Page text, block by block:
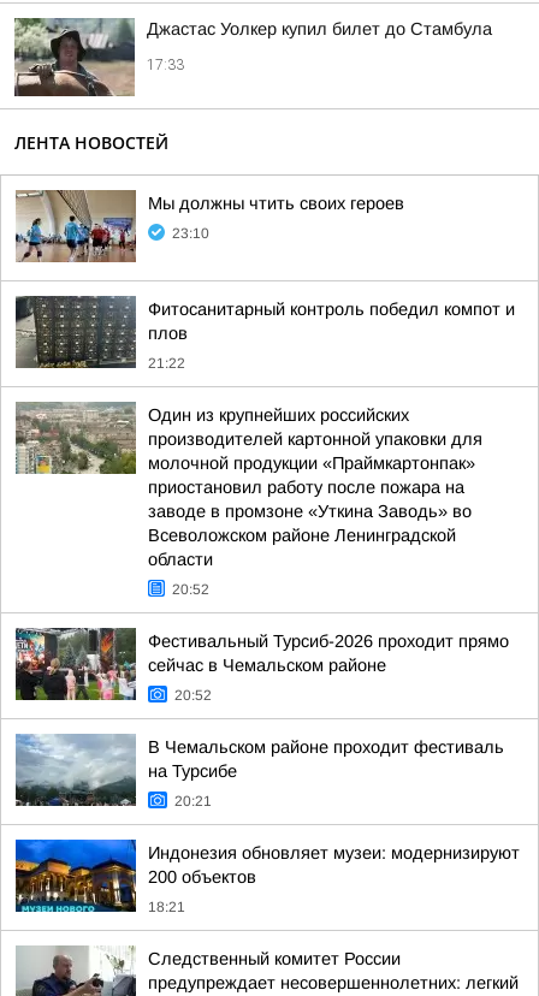
Джастас Уолкер купил билет до Стамбула
17:33
ЛЕНТА НОВОСТЕЙ
Мы должны чтить своих героев
23:10
Фитосанитарный контроль победил компот и
плов
21:22
Один из крупнейших российских
производителей картонной упаковки для
молочной продукции «Праймкартонпак»
приостановил работу после пожара на
заводе в промзоне «Уткина Заводь» во
Всеволожском районе Ленинградской
области
20:52
Фестивальный Турсиб-2026 проходит прямо
сейчас в Чемальском районе
20:52
В Чемальском районе проходит фестиваль
на Турсибе
20:21
Индонезия обновляет музеи: модернизируют
200 объектов
18:21
Следственный комитет России
предупреждает несовершеннолетних: легкий